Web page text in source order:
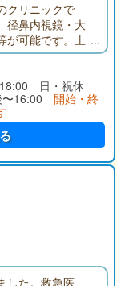
クリニックで
径鼻内視鏡・大
が可能です。土
、まつむら小児
18:00 日・祝休
〜16:00 開始・終
した。救急医